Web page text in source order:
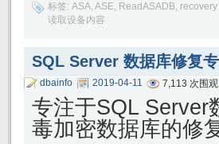
标签: ASA, ASE, ReadASADB,
读取设备内容
SQL Server 数据库修复
dbainfo 2019-04-11 7,113 次围观
专注于SQL Server
毒加密数据库的修